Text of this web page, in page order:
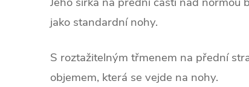
jako standardní nohy.
S roztažitelným třmenem na přední
objemem, která se vejde na nohy.